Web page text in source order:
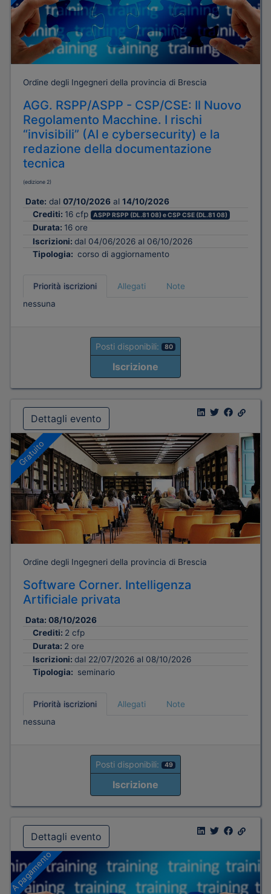
Ordine degli Ingegneri della provincia di Brescia
AGG. RSPP/ASPP - CSP/CSE: Il Nuovo
Regolamento Macchine. I rischi
“invisibili” (AI e cybersecurity) e la
redazione della documentazione
tecnica
(edizione 2)
Date: dal 07/10/2026 al 14/10/2026
Crediti: 16 cfp ASPP RSPP (DL.81 08) e CSP CSE (DL.81 08)
Durata: 16 ore
Iscrizioni: dal 04/06/2026 al 06/10/2026
Tipologia: corso di aggiornamento
Priorità iscrizioni Allegati
Note
nessuna
Posti disponibili: 80
Iscrizione
Dettagli evento
Gratuito
Ordine degli Ingegneri della provincia di Brescia
Software Corner. Intelligenza
Artificiale privata
Data: 08/10/2026
Crediti: 2 cfp
Durata: 2 ore
Iscrizioni: dal 22/07/2026 al 08/10/2026
Tipologia: seminario
Priorità iscrizioni Allegati
Note
nessuna
Posti disponibili: 49
Iscrizione
Dettagli evento
A pagamento